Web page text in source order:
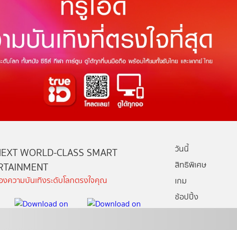
WORLD-CLASS SMART
ความบันเทิงระดับโลกตรงใจคุณ
วันนี้
สิทธิพิเศษ
เกม
ช้อปปิ้ง